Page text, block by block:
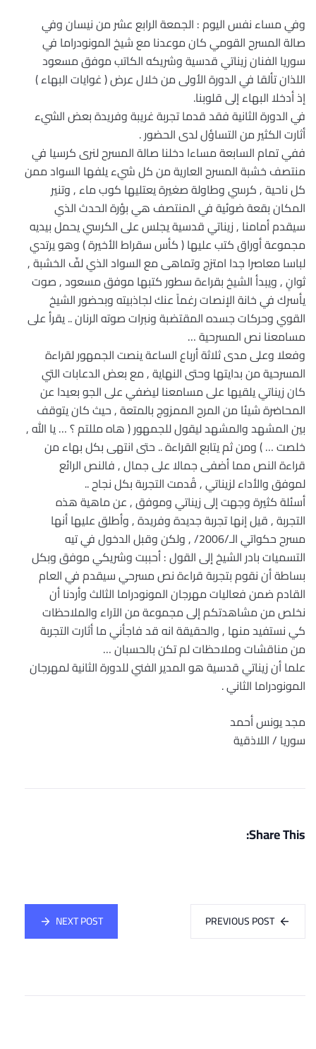
وفي مساء نفس اليوم : الجمعة الرابع عشر من نيسان وفي
صالة المسرح القومي كان موعدنا مع شيخ المونودراما في
سوريا الفنان زيناتي قدسية وشريكه الكاتب موفق مسعود
اللذان تألقا في الدورة الأولى من خلال عرض ( غوايات البهاء )
إذ أدخلا البهاء إلى قلوبنا.
في الدورة الثانية فقد قدما تجربة غريبة وفريدة بعض الشيء
أثارت الكثير من التساؤل لدى الحضور .
ففي تمام السابعة مساءا دخلنا صالة المسرح لنرى كرسيا في
منتصف خشبة المسرح العارية من كل شيء يلفها السواد ممن
كل ناحية , كرسي وطاولة صغيرة يعتليها كوب ماء , وتنير
المكان بقعة ضوئية في المنتصف هي بؤرة الحدث الذي
سيقدم أمامنا , زيناتي قدسية يجلس على الكرسي يحمل بيديه
مجموعة أوراق كتب عليها ( كأس سقراط الأخيرة ) وهو يرتدي
لباسا معاصرا جدا امتزج وتماهى مع السواد الذي لفّ الخشبة ,
ثوانٍ , ويبدأ الشيخ بقراءة سطور كتبها موفق مسعود , صوت
يأسرك في خانة الإنصات رغماً عنك لجاذبيته وبحضور الشيخ
القوي وحركات جسده المقتضبة ونبرات صوته الرنان .. يقرأ على
مسامعنا نص المسرحية …
وفعلا وعلى مدى ثلاثة أرباع الساعة ينصت الجمهور لقراءة
المسرحية من بدايتها وحتى النهاية , مع بعض الدعابات التي
كان زيناتي يلقيها على مسامعنا ليضفي على الجو بعيدا عن
المحاضرة شيئا من المرح الممزوج بالمتعة , حيث كان يتوقف
بين المشهد والمشهد ليقول للجمهور ( هاه مللتم ؟ … يا الله ,
خلصت … ) ومن ثم يتابع القراءة .. حتى انتهى بكل بهاء من
قراءة النص مما أضفى جمالا على جمال , فالنص الرائع
لموفق والأداء لزيناتي , قُدمت التجربة بكل نجاح ..
أسئلة كثيرة وجهت إلى زيناتي وموفق , عن ماهية هذه
التجربة , قيل إنها تجربة جديدة وفريدة , وأطلق عليها أنها
مسرح حكواتي الـ/2006/ , ولكن وقبل الدخول في تيه
التسميات بادر الشيخ إلى القول : أحببت وشريكي موفق وبكل
بساطة أن نقوم بتجربة قراءة نص مسرحي سيقدم في العام
القادم ضمن فعاليات مهرجان المونودراما الثالث وأردنا أن
نخلص من مشاهدتكم إلى مجموعة من الآراء والملاحظات
كي نستفيد منها , والحقيقة انه قد فاجأني ما أثارت التجربة
من مناقشات وملاحظات لم تكن بالحسبان …
علما أن زيناتي قدسية هو المدير الفني للدورة الثانية لمهرجان
المونودراما الثاني .
مجد يونس أحمد
سوريا / اللاذقية
Share This:
PREVIOUS POST
NEXT POST